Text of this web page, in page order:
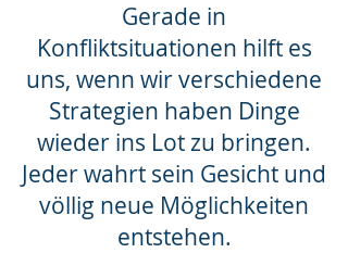
Gerade in
Konfliktsituationen hilft es
uns, wenn wir verschiedene
Strategien haben Dinge
wieder ins Lot zu bringen.
Jeder wahrt sein Gesicht und
völlig neue Möglichkeiten
entstehen.